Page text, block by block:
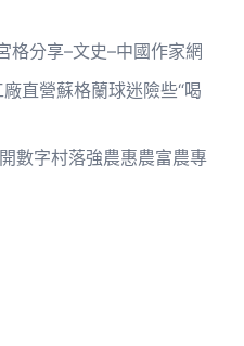
格分享–文史–中國作家網
直營蘇格蘭球迷險些“喝
數字村落強農惠農富農專